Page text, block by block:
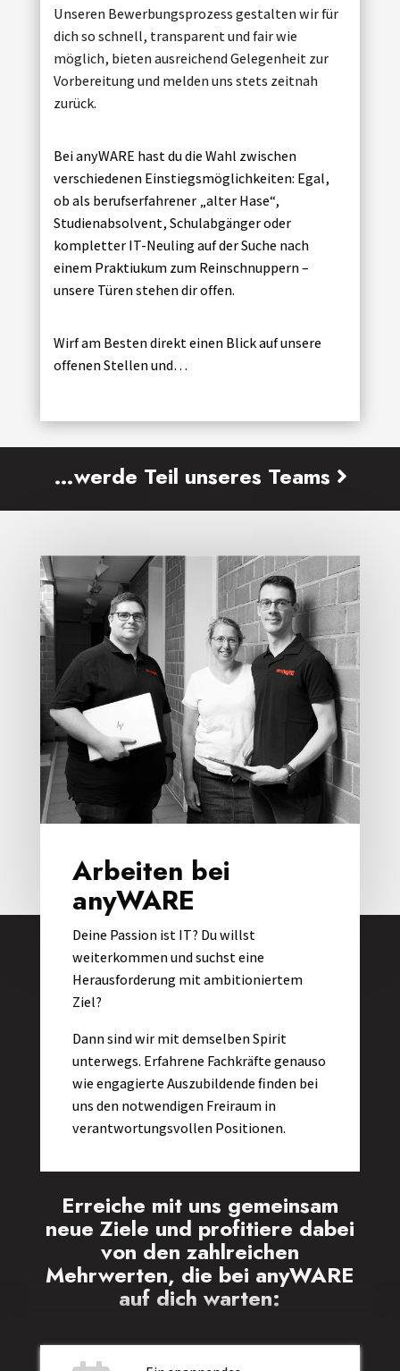
Unseren Bewerbungsprozess gestalten wir für
dich so schnell, transparent und fair wie
möglich, bieten ausreichend Gelegenheit zur
Vorbereitung und melden uns stets zeitnah
zurück.
Bei anyWARE hast du die Wahl zwischen
verschiedenen Einstiegsmöglichkeiten: Egal,
ob als berufserfahrener „alter Hase“,
Studienabsolvent, Schulabgänger oder
kompletter IT-Neuling auf der Suche nach
einem Praktiukum zum Reinschnuppern –
unsere Türen stehen dir offen.
Wirf am Besten direkt einen Blick auf unsere
offenen Stellen und…
…werde Teil unseres Teams
Arbeiten bei
anyWARE
Deine Passion ist IT? Du willst
weiterkommen und suchst eine
Herausforderung mit ambitioniertem
Ziel?
Dann sind wir mit demselben Spirit
unterwegs. Erfahrene Fachkräfte genauso
wie engagierte Auszubildende finden bei
uns den notwendigen Freiraum in
verantwortungsvollen Positionen.
Erreiche mit uns gemeinsam
neue Ziele und profitiere dabei
von den zahlreichen
Mehrwerten, die bei anyWARE
auf dich warten: